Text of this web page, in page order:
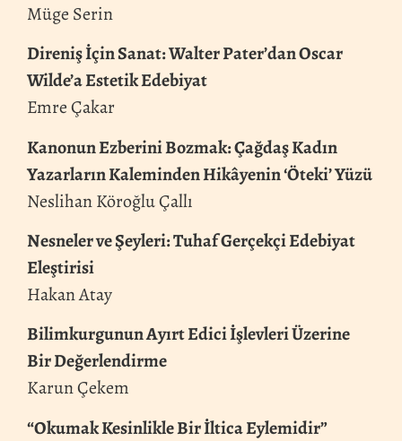
Müge Serin
Direniş İçin Sanat: Walter Pater’dan Oscar
Wilde’a Estetik Edebiyat
Emre Çakar
Kanonun Ezberini Bozmak: Çağdaş Kadın
Yazarların Kaleminden Hikâyenin ‘Öteki’ Yüzü
Neslihan Köroğlu Çallı
Nesneler ve Şeyleri: Tuhaf Gerçekçi Edebiyat
Eleştirisi
Hakan Atay
Bilimkurgunun Ayırt Edici İşlevleri Üzerine
Bir Değerlendirme
Karun Çekem
“Okumak Kesinlikle Bir İltica Eylemidir”